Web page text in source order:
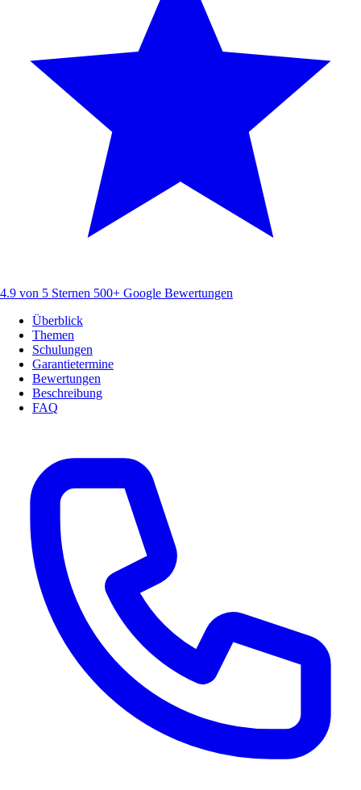
4.9 von 5 Sternen 500+ Google Bewertungen
Überblick
Themen
Schulungen
Garantietermine
Bewertungen
Beschreibung
FAQ